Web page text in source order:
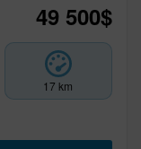
49 500$
17 km